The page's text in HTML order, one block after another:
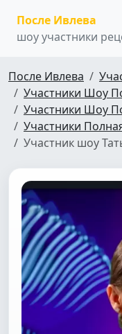
После Ивлева
шоу участники
После Ивлева
Участники Шоу
Участники Шоу
Участники
Участник шоу